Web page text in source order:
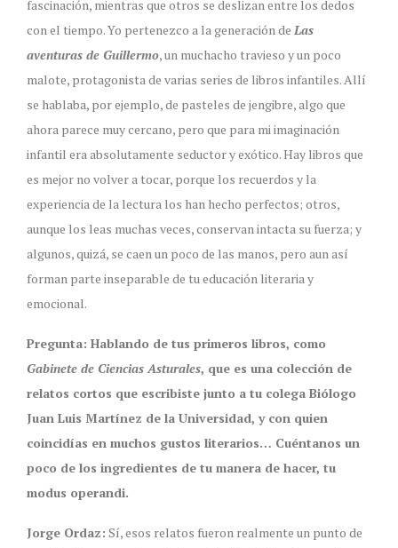
fascinación, mientras que otros se deslizan entre los dedos
con el tiempo. Yo pertenezco a la generación de Las
aventuras de Guillermo, un muchacho travieso y un poco
malote, protagonista de varias series de libros infantiles. Allí
se hablaba, por ejemplo, de pasteles de jengibre, algo que
ahora parece muy cercano, pero que para mi imaginación
infantil era absolutamente seductor y exótico. Hay libros que
es mejor no volver a tocar, porque los recuerdos y la
experiencia de la lectura los han hecho perfectos; otros,
aunque los leas muchas veces, conservan intacta su fuerza; y
algunos, quizá, se caen un poco de las manos, pero aun así
forman parte inseparable de tu educación literaria y
emocional.
Pregunta: Hablando de tus primeros libros, como
Gabinete de Ciencias Asturales, que es una colección de
relatos cortos que escribiste junto a tu colega Biólogo
Juan Luis Martínez de la Universidad, y con quien
coincidías en muchos gustos literarios… Cuéntanos un
poco de los ingredientes de tu manera de hacer, tu
modus operandi.
Jorge Ordaz: Sí, esos relatos fueron realmente un punto de